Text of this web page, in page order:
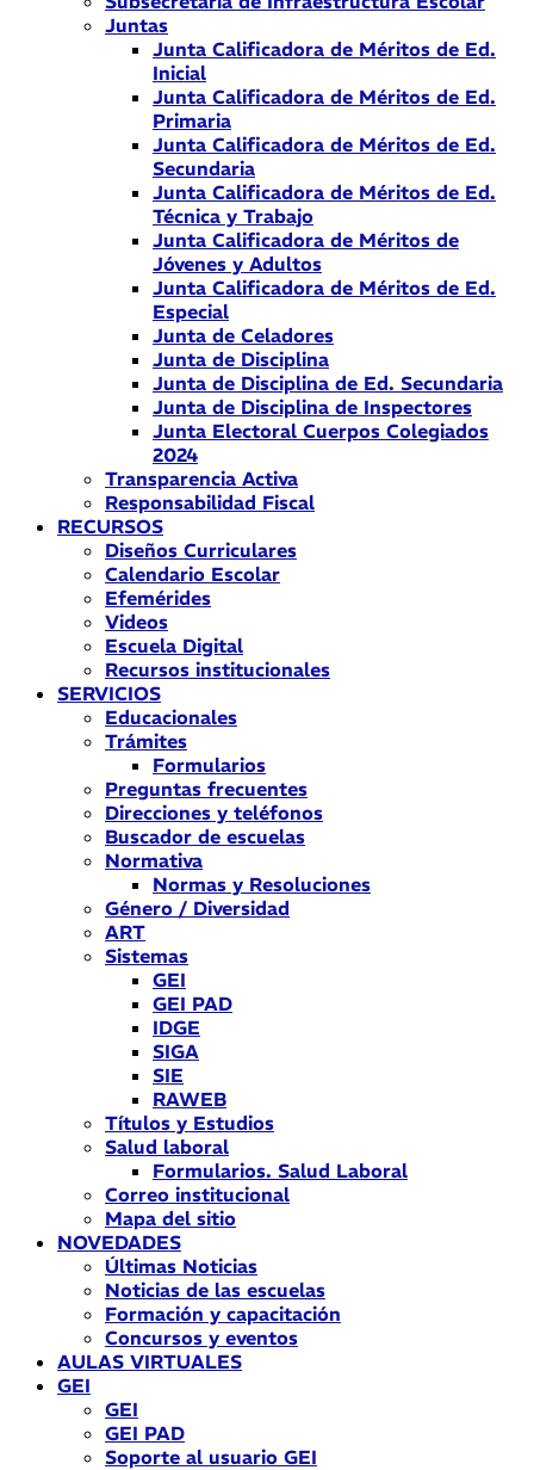
Juntas
Junta Calificadora de Méritos de Ed.
Inicial
Junta Calificadora de Méritos de Ed.
Primaria
Junta Calificadora de Méritos de Ed.
Secundaria
Junta Calificadora de Méritos de Ed.
Técnica y Trabajo
Junta Calificadora de Méritos de
Jóvenes y Adultos
Junta Calificadora de Méritos de Ed.
Especial
Junta de Celadores
Junta de Disciplina
Junta de Disciplina de Ed. Secundaria
Junta de Disciplina de Inspectores
Junta Electoral Cuerpos Colegiados
2024
Transparencia Activa
Responsabilidad Fiscal
RECURSOS
Diseños Curriculares
Calendario Escolar
Efemérides
Videos
Escuela Digital
Recursos institucionales
SERVICIOS
Educacionales
Trámites
Formularios
Preguntas frecuentes
Direcciones y teléfonos
Buscador de escuelas
Normativa
Normas y Resoluciones
Género / Diversidad
ART
Sistemas
GEI
GEI PAD
IDGE
SIGA
SIE
RAWEB
Títulos y Estudios
Salud laboral
Formularios. Salud Laboral
Correo institucional
Mapa del sitio
NOVEDADES
Últimas Noticias
Noticias de las escuelas
Formación y capacitación
Concursos y eventos
AULAS VIRTUALES
GEI
GEI
GEI PAD
Soporte al usuario GEI